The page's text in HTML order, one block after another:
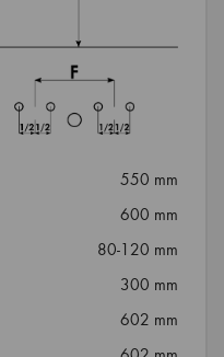
550 mm
600 mm
80-120 mm
300 mm
602 mm